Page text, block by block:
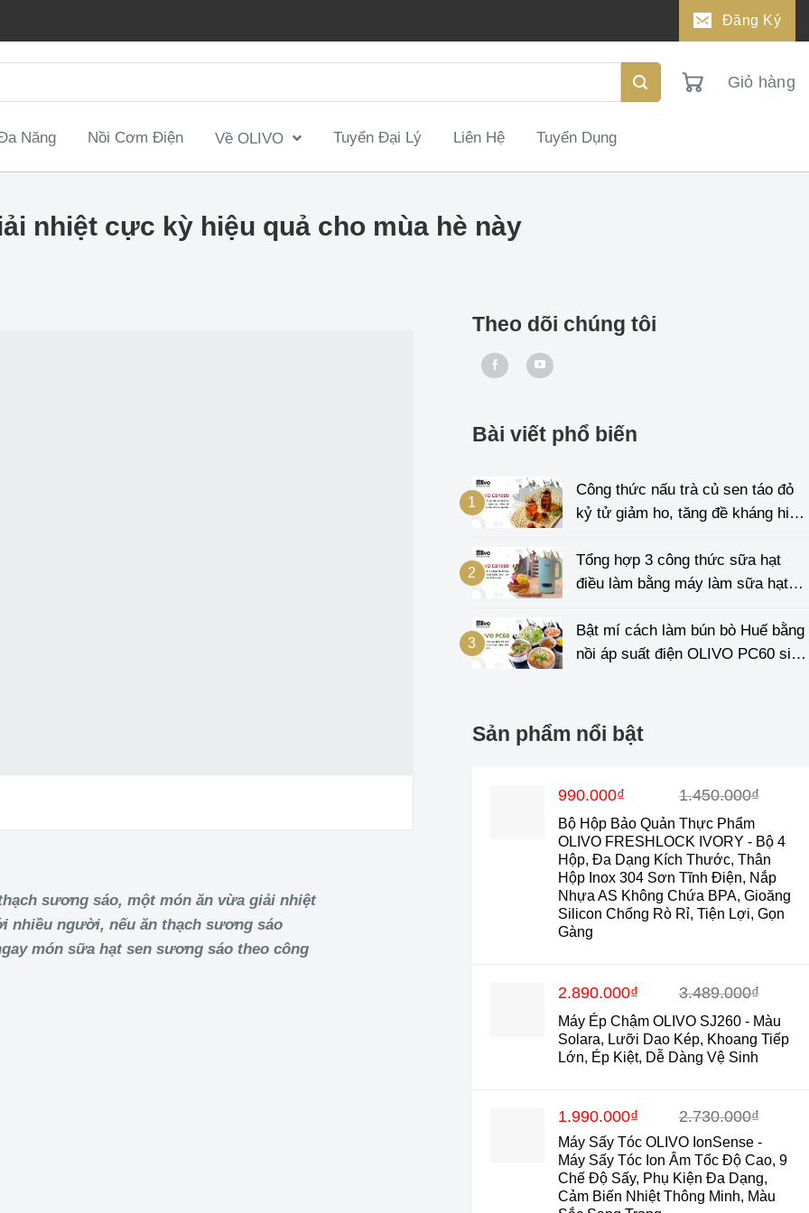
Đăng Ký
Giỏ hàng
Năng Nồi Cơm Điện Về OLIVO Tuyển Đại Lý Liên Hệ Tuyển Dụng
nhiệt cực kỳ hiệu quả cho mùa hè này
sương sáo, một món ăn vừa giải nhiệt
nhiều người, nếu ăn thạch sương sáo
món sữa hạt sen sương sáo theo công
Theo dõi chúng tôi
Bài viết phổ biến
Công thức nấu trà củ sen táo đỏ
kỷ tử giảm ho, tăng đề kháng hiệu
Tổng hợp 3 công thức sữa hạt
điều làm bằng máy làm sữa hạt
Bật mí cách làm bún bò Huế bằng
nồi áp suất điện OLIVO PC60 siêu
Sản phẩm nổi bật
Bộ Hộp Bảo Quản Thực Phẩm
OLIVO FRESHLOCK IVORY - Bộ 4
Hộp, Đa Dạng Kích Thước, Thân
Hộp Inox 304 Sơn Tĩnh Điện, Nắp
Nhựa AS Không Chứa BPA, Gioăng
Silicon Chống Rò Rỉ, Tiện Lợi, Gọn
Gàng
1.450.000₫
Giá
là:
1.450.000₫.
990.000₫
Giá
tại
là:
990.000₫.
Máy Ép Chậm OLIVO SJ260 - Màu
Solara, Lưỡi Dao Kép, Khoang Tiếp
Lớn, Ép Kiệt, Dễ Dàng Vệ Sinh
3.489.000₫
Giá
là:
3.489.000₫.
2.890.000₫
Giá
tại
là:
2.890.000₫.
Máy Sấy Tóc OLIVO IonSense -
Máy Sấy Tóc Ion Âm Tốc Độ Cao, 9
Chế Độ Sấy, Phụ Kiện Đa Dạng,
Cảm Biến Nhiệt Thông Minh, Màu
2.730.000₫
Giá
là:
2.730.000₫.
1.990.000₫Giá
tại
là:
1.990.000₫.